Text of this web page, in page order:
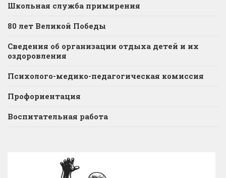
Школьная служба примирения
80 лет Великой Победы
Сведения об организации отдыха детей и их
оздоровления
Психолого-медико-педагогическая комиссия
Профориентация
Воспитательная работа